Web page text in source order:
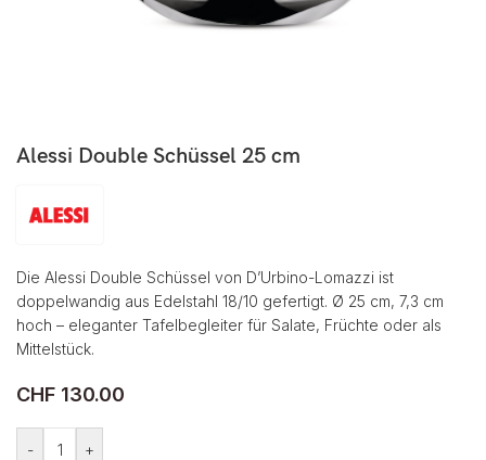
Alessi Double Schüssel 25 cm
Die Alessi Double Schüssel von D’Urbino-Lomazzi ist
doppelwandig aus Edelstahl 18/10 gefertigt. Ø 25 cm, 7,3 cm
hoch – eleganter Tafelbegleiter für Salate, Früchte oder als
Mittelstück.
CHF 130.00
- +